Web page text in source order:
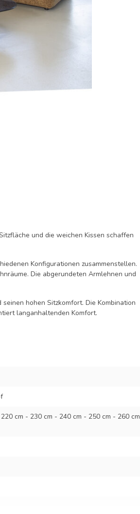
und die weichen Kissen schaffen
Konfigurationen zusammenstellen.
Die abgerundeten Armlehnen und
hohen Sitzkomfort. Die Kombination
langanhaltenden Komfort.
cm - 230 cm - 240 cm - 250 cm - 260 cm